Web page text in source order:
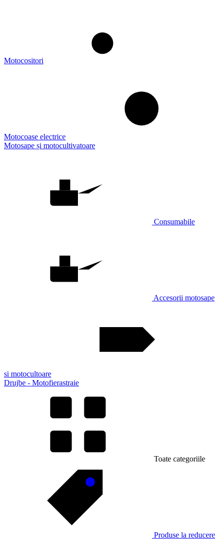
Motocositori
Motocoase electrice
Motosape și motocultivatoare
Consumabile
Accesorii motosape
si motocultoare
Drujbe - Motofierastraie
Toate categoriile
Produse la reducere